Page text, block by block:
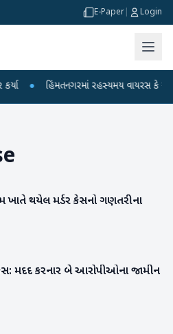
E-Paper Login
● હિંમતનગરમાં રહસ્યમય વાયરસ કે
ખાતે થયેલ મર્ડર કેસનો ગણતરીના
મદદ કરનાર બે આરોપીઓના જામીન